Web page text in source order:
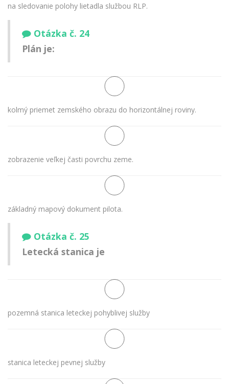
na sledovanie polohy lietadla službou RLP.
Otázka č. 24
Plán je:
kolmý priemet zemského obrazu do horizontálnej roviny.
zobrazenie veľkej časti povrchu zeme.
základný mapový dokument pilota.
Otázka č. 25
Letecká stanica je
pozemná stanica leteckej pohyblivej služby
stanica leteckej pevnej služby